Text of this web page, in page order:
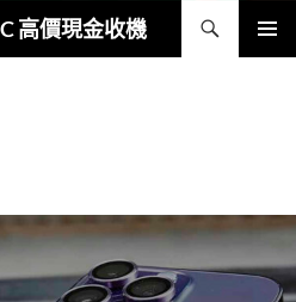
高價現金收機